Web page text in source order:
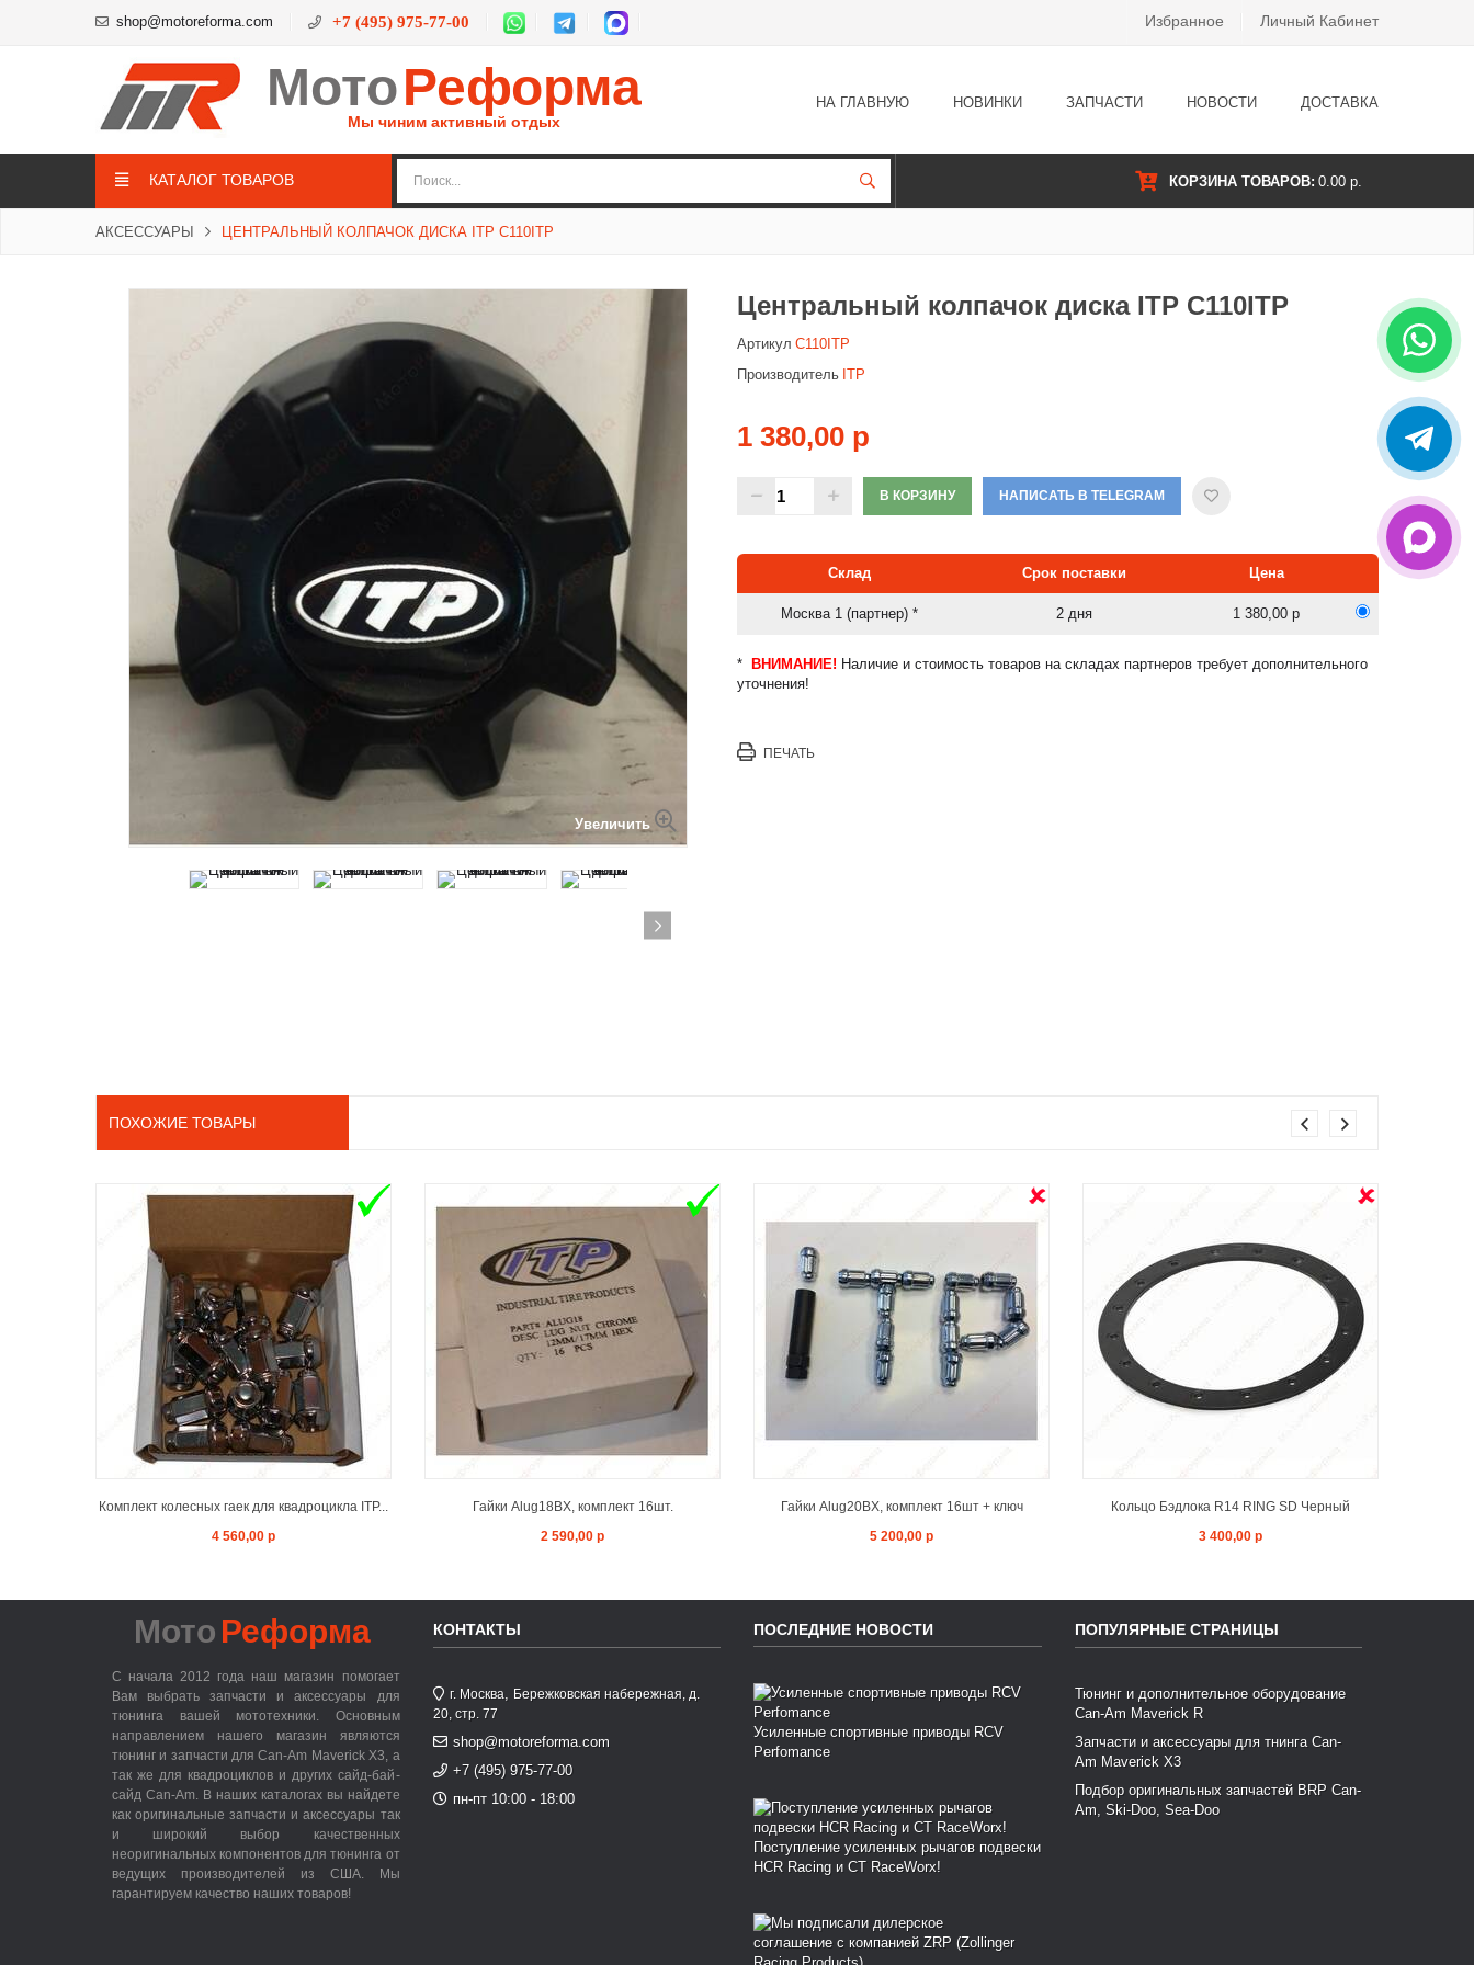
shop@motoreforma.com +7 (495) 975-77-00 Избранное Личный Кабинет
МотоРеформа
Мы чиним активный отдых
НА ГЛАВНУЮ НОВИНКИ ЗАПЧАСТИ НОВОСТИ ДОСТАВКА
КАТАЛОГ ТОВАРОВ КОРЗИНА ТОВАРОВ: 0.00 р.
АКСЕССУАРЫ ЦЕНТРАЛЬНЫЙ КОЛПАЧОК ДИСКА ITP C110ITP
Увеличить
Центральный колпачок диска ITP C110ITP
Артикул C110ITP
Производитель ITP
1 380,00 р
В КОРЗИНУ НАПИСАТЬ В TELEGRAM
Склад Срок поставки Цена
Москва 1 (партнер) * 2 дня 1 380,00 р
* ВНИМАНИЕ! Наличие и стоимость товаров на складах партнеров требует дополнительного
уточнения!
ПЕЧАТЬ
ПОХОЖИЕ ТОВАРЫ
Комплект колесных гаек для квадроцикла ITP...
4 560,00 р
ADD TO CART
Гайки Alug18BX, комплект 16шт.
2 590,00 р
OUT STOCK
Гайки Alug20BX, комплект 16шт + ключ
5 200,00 р
OUT STOCK
Кольцо Бэдлока R14 RING SD Черный
3 400,00 р
Мото Реформа
С начала 2012 года наш магазин помогает
Вам выбрать запчасти и аксессуары для
тюнинга вашей мототехники. Основным
направлением нашего магазин являются
тюнинг и запчасти для Can-Am Maverick X3, а
так же для квадроциклов и других сайд-бай-
сайд Can-Am. В наших каталогах вы найдете
как оригинальные запчасти и аксессуары так
и широкий выбор качественных
неоригинальных компонентов для тюнинга от
ведущих производителей из США. Мы
гарантируем качество наших товаров!
КОНТАКТЫ
г. Москва, Бережковская набережная, д.
20, стр. 77
shop@motoreforma.com
+7 (495) 975-77-00
пн-пт 10:00 - 18:00
ПОСЛЕДНИЕ НОВОСТИ
Усиленные спортивные приводы RCV
Perfomance
Поступление усиленных рычагов подвески
HCR Racing и CT RaceWorx!
ПОПУЛЯРНЫЕ СТРАНИЦЫ
Тюнинг и дополнительное оборудование
Can-Am Maverick R
Запчасти и аксессуары для тнинга Can-
Am Maverick X3
Подбор оригинальных запчастей BRP Can-
Am, Ski-Doo, Sea-Doo